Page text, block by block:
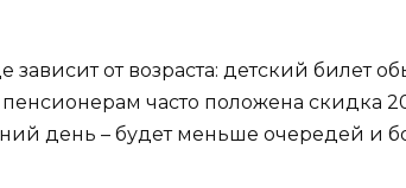
зависит от возраста: детский билет
часто положена скидка
день – будет меньше очередей и